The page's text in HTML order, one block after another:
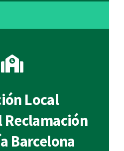
Local
Reclamación
Barcelona